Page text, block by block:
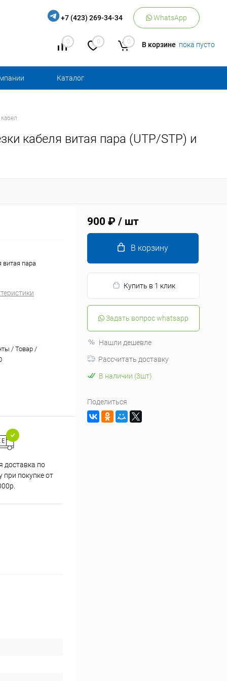
+7 (423) 269-34-34 WhatsApp
0 0 0 В корзине пока пусто
Каталог
кабеля витая пара (UTP/STP) и
витая пара
/ Товар /
доставка по
при покупке от
900 ₽ / шт
В корзину
Купить в 1 клик
Задать вопрос whatsapp
Нашли дешевле
Рассчитать доставку
В наличии (3шт)
Поделиться